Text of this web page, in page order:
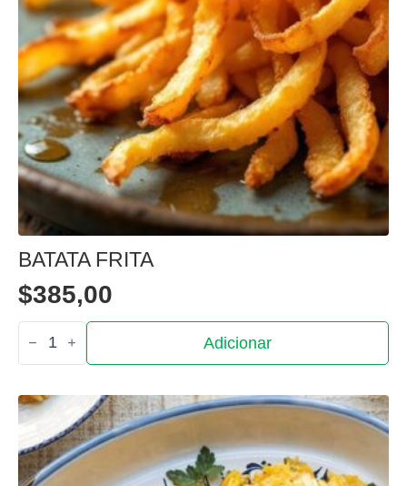
BATATA FRITA
$385,00
Quantidade
de
Batata
Adicionar